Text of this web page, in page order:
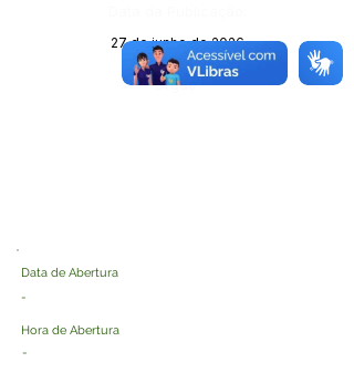
27 de junho de 2026
Órgão:
Data de Abertura
-
Hora de Abertura
-